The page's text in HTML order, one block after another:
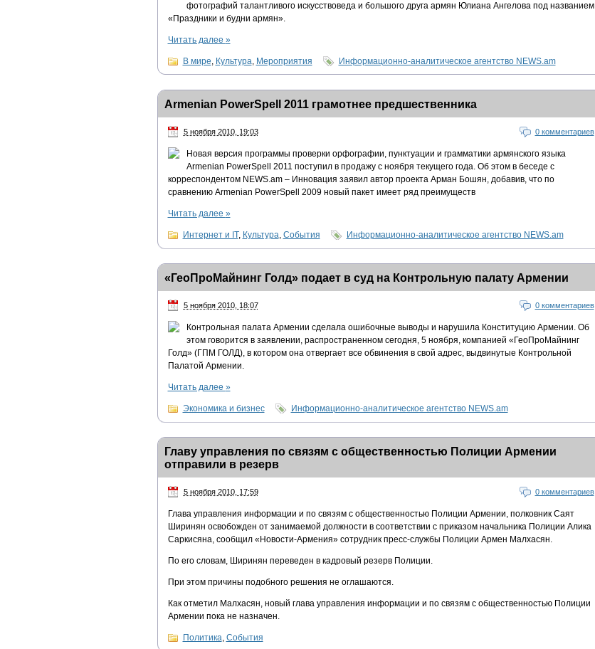
фотографий талантливого искусствоведа и большого друга армян Юлиана Ангелова под названием
«Праздники и будни армян».
Читать далее »
В мире, Культура, Мероприятия Информационно-аналитическое агентство NEWS.am
Armenian PowerSpell 2011 грамотнее предшественника
5 ноября 2010, 19:03 0 комментариев
Новая версия программы проверки орфографии, пунктуации и грамматики армянского языка
Armenian PowerSpell 2011 поступил в продажу с ноября текущего года. Об этом в беседе с
корреспондентом NEWS.am – Инновация заявил автор проекта Арман Бошян, добавив, что по
сравнению Armenian PowerSpell 2009 новый пакет имеет ряд преимуществ
Читать далее »
Интернет и IT, Культура, События Информационно-аналитическое агентство NEWS.am
«ГеоПроМайнинг Голд» подает в суд на Контрольную палату Армении
5 ноября 2010, 18:07 0 комментариев
Контрольная палата Армении сделала ошибочные выводы и нарушила Конституцию Армении. Об
этом говорится в заявлении, распространенном сегодня, 5 ноября, компанией «ГеоПроМайнинг
Голд» (ГПМ ГОЛД), в котором она отвергает все обвинения в свой адрес, выдвинутые Контрольной
Палатой Армении.
Читать далее »
Экономика и бизнес Информационно-аналитическое агентство NEWS.am
Главу управления по связям с общественностью Полиции Армении
отправили в резерв
5 ноября 2010, 17:59 0 комментариев
Глава управления информации и по связям с общественностью Полиции Армении, полковник Саят
Ширинян освобожден от занимаемой должности в соответствии с приказом начальника Полиции Алика
Саркисяна, сообщил «Новости-Армения» сотрудник пресс-службы Полиции Армен Малхасян.
По его словам, Ширинян переведен в кадровый резерв Полиции.
При этом причины подобного решения не оглашаются.
Как отметил Малхасян, новый глава управления информации и по связям с общественностью Полиции
Армении пока не назначен.
Политика События